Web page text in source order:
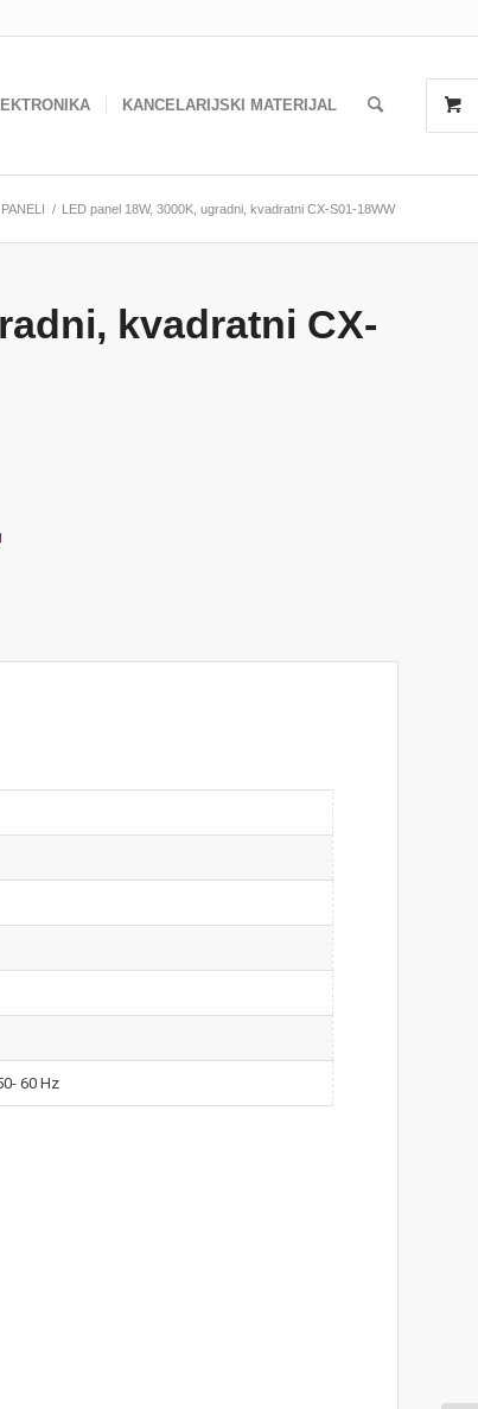
KANCELARIJSKI MATERIJAL
/ LED panel 18W, 3000K, ugradni, kvadratni CX-S01-18WW
kvadratni CX-
60 Hz